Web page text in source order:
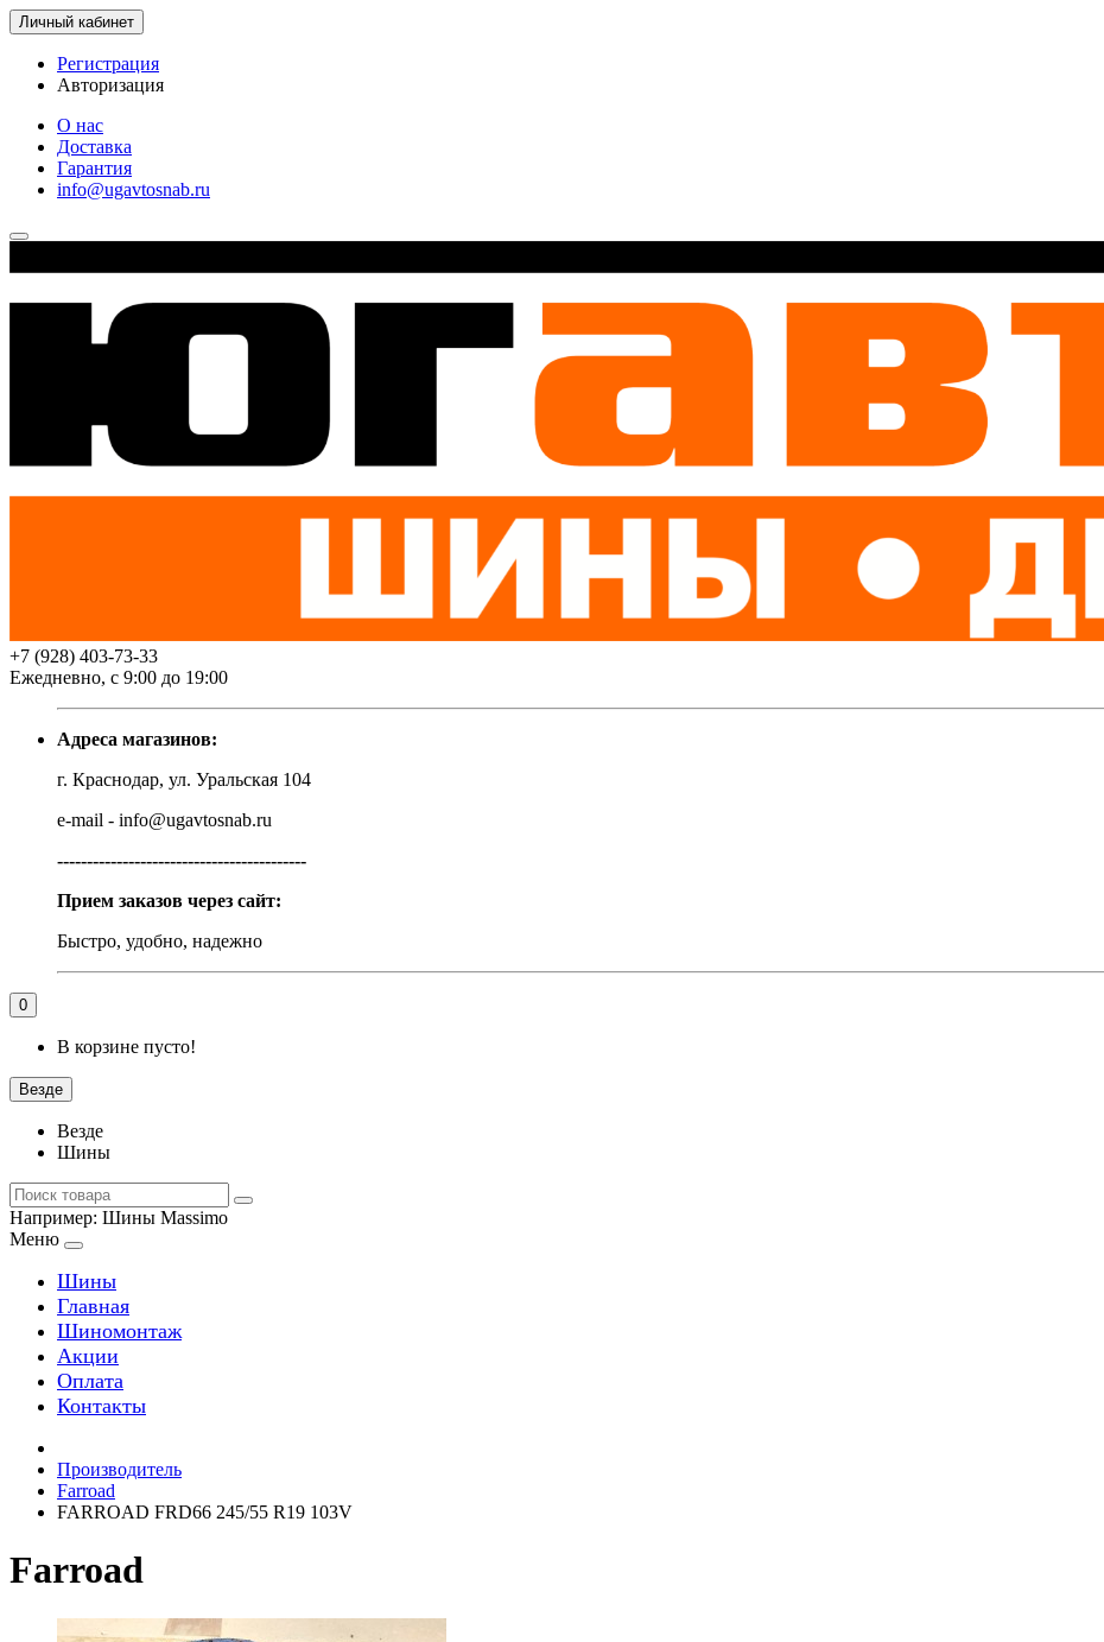
Личный кабинет
Регистрация
Авторизация
О нас
Доставка
Гарантия
info@ugavtosnab.ru
+7 (928) 403-73-33
Ежедневно, с 9:00 до 19:00
Адреса магазинов:
г. Краснодар, ул. Уральская 104
e-mail - info@ugavtosnab.ru
------------------------------------------
Прием заказов через сайт:
Быстро, удобно, надежно
0
В корзине пусто!
Везде
Везде
Шины
Например: Шины Massimo
Меню
Шины
Главная
Шиномонтаж
Акции
Оплата
Контакты
Производитель
Farroad
FARROAD FRD66 245/55 R19 103V
Farroad